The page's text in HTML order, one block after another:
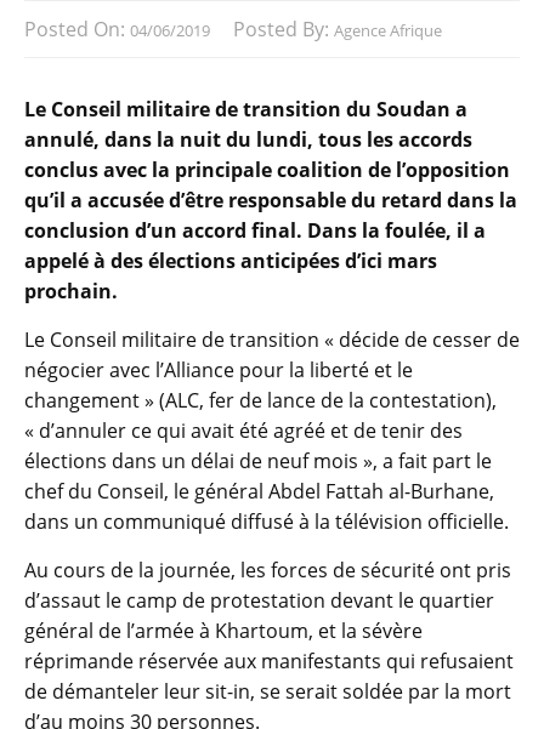
Posted On: 04/06/2019 Posted By: Agence Afrique
Le Conseil militaire de transition du Soudan a
annulé, dans la nuit du lundi, tous les accords
conclus avec la principale coalition de l’opposition
qu’il a accusée d’être responsable du retard dans la
conclusion d’un accord final. Dans la foulée, il a
appelé à des élections anticipées d’ici mars
prochain.
Le Conseil militaire de transition « décide de cesser de
négocier avec l’Alliance pour la liberté et le
changement » (ALC, fer de lance de la contestation),
« d’annuler ce qui avait été agréé et de tenir des
élections dans un délai de neuf mois », a fait part le
chef du Conseil, le général Abdel Fattah al-Burhane,
dans un communiqué diffusé à la télévision officielle.
Au cours de la journée, les forces de sécurité ont pris
d’assaut le camp de protestation devant le quartier
général de l’armée à Khartoum, et la sévère
réprimande réservée aux manifestants qui refusaient
de démanteler leur sit-in, se serait soldée par la mort
d’au moins 30 personnes.